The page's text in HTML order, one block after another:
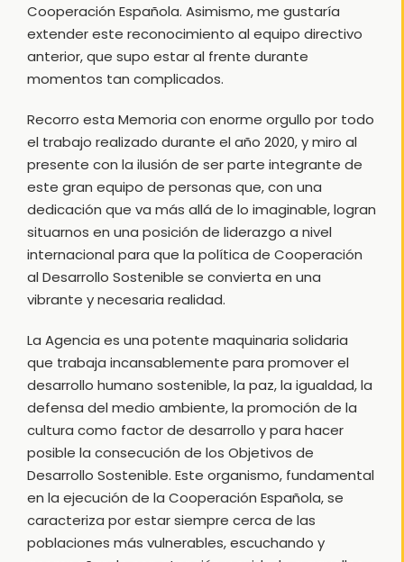
Cooperación Española. Asimismo, me gustaría
extender este reconocimiento al equipo directivo
anterior, que supo estar al frente durante
momentos tan complicados.
Recorro esta Memoria con enorme orgullo por todo
el trabajo realizado durante el año 2020, y miro al
presente con la ilusión de ser parte integrante de
este gran equipo de personas que, con una
dedicación que va más allá de lo imaginable, logran
situarnos en una posición de liderazgo a nivel
internacional para que la política de Cooperación
al Desarrollo Sostenible se convierta en una
vibrante y necesaria realidad.
La Agencia es una potente maquinaria solidaria
que trabaja incansablemente para promover el
desarrollo humano sostenible, la paz, la igualdad, la
defensa del medio ambiente, la promoción de la
cultura como factor de desarrollo y para hacer
posible la consecución de los Objetivos de
Desarrollo Sostenible. Este organismo, fundamental
en la ejecución de la Cooperación Española, se
caracteriza por estar siempre cerca de las
poblaciones más vulnerables, escuchando y